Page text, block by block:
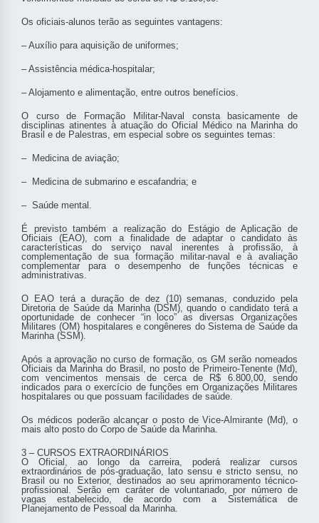
Os oficiais-alunos terão as seguintes vantagens:
– Auxílio para aquisição de uniformes;
– Assistência médica-hospitalar;
– Alojamento e alimentação, entre outros benefícios.
O curso de Formação Militar-Naval consta basicamente de
disciplinas atinentes à atuação do Oficial Médico na Marinha do
Brasil e de Palestras, em especial sobre os seguintes temas:
– Medicina de aviação;
– Medicina de submarino e escafandria; e
– Saúde mental.
É previsto também a realização do Estágio de Aplicação de
Oficiais (EAO), com a finalidade de adaptar o candidato às
características do serviço naval inerentes à profissão, à
complementação de sua formação militar-naval e à avaliação
complementar para o desempenho de funções técnicas e
administrativas.
O EAO terá a duração de dez (10) semanas, conduzido pela
Diretoria de Saúde da Marinha (DSM), quando o candidato terá a
oportunidade de conhecer “in loco” as diversas Organizações
Militares (OM) hospitalares e congêneres do Sistema de Saúde da
Marinha (SSM).
Após a aprovação no curso de formação, os GM serão nomeados
Oficiais da Marinha do Brasil, no posto de Primeiro-Tenente (Md),
com vencimentos mensais de cerca de R$ 6.800,00, sendo
indicados para o exercício de funções em Organizações Militares
hospitalares ou que possuam facilidades de saúde.
Os médicos poderão alcançar o posto de Vice-Almirante (Md), o
mais alto posto do Corpo de Saúde da Marinha.
3 – CURSOS EXTRAORDINÁRIOS
O Oficial, ao longo da carreira, poderá realizar cursos
extraordinários de pós-graduação, lato sensu e stricto sensu, no
Brasil ou no Exterior, destinados ao seu aprimoramento técnico-
profissional. Serão em caráter de voluntariado, por número de
vagas estabelecido, de acordo com a Sistemática de
Planejamento de Pessoal da Marinha.